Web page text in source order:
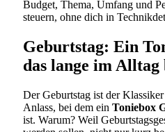
Budget, Thema, Umfang und
steuern, ohne dich in
Geburtstag: Ein
das lange im
Der Geburtstag ist der
Anlass, bei dem ein Toniebox
ist. Warum? Weil